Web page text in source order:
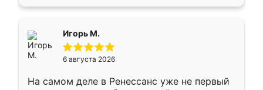
Игорь М.
6 августа 2026
На самом деле в Ренессанс уже не первый